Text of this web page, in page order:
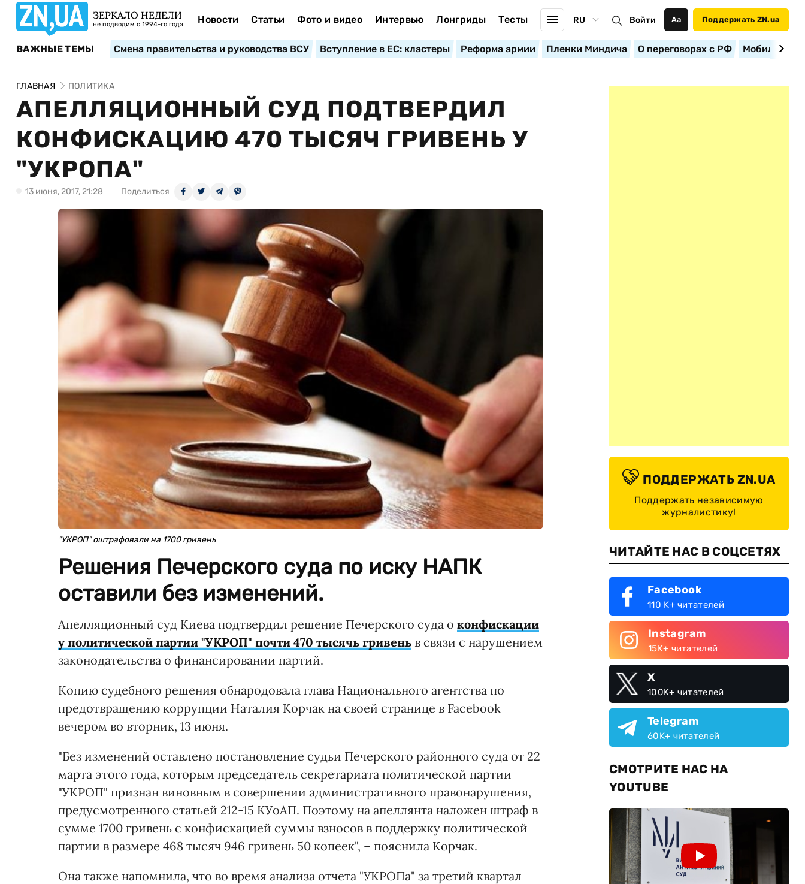
ЗЕРКАЛО НЕДЕЛИ
не подводим с 1994-го года Новости Статьи Фото и видео Интервью Лонгриды Тесты RU Войти Аа Поддержать ZN.ua
ВАЖНЫЕ ТЕМЫ Смена правительства и руководства ВСУ Вступление в ЕС: кластеры Реформа армии Пленки Миндича О переговорах с РФ
ГЛАВНАЯ ПОЛИТИКА
АПЕЛЛЯЦИОННЫЙ СУД ПОДТВЕРДИЛ
КОНФИСКАЦИЮ 470 ТЫСЯЧ ГРИВЕНЬ У
"УКРОПА"
13 июня, 2017, 21:28 Поделиться
"УКРОП" оштрафовали на 1700 гривень
Решения Печерского суда по иску НАПК
оставили без изменений.
Апелляционный суд Киева подтвердил решение Печерского суда о конфискации
у политической партии "УКРОП" почти 470 тысячь гривень в связи с нарушением
законодательства о финансировании партий.
Копию судебного решения обнародовала глава Национального агентства по
предотвращению коррупции Наталия Корчак на своей странице в Facebook
вечером во вторник, 13 июня.
"Без изменений оставлено постановление судьи Печерского районного суда от 22
марта этого года, которым председатель секретариата политической партии
"УКРОП" признан виновным в совершении административного правонарушения,
предусмотренного статьей 212-15 КУоАП. Поэтому на апеллянта наложен штраф в
сумме 1700 гривень с конфискацией суммы взносов в поддержку политической
партии в размере 468 тысяч 946 гривень 50 копеек", – пояснила Корчак.
Она также напомнила, что во время анализа отчета "УКРОПа" за третий квартал
ПОДДЕРЖАТЬ ZN.UA
Поддержать независимую
журналистику!
ЧИТАЙТЕ НАС В СОЦСЕТЯХ
Facebook
110 K+ читателей
Instagram
15K+ читателей
X
100K+ читателей
Telegram
60K+ читателей
СМОТРИТЕ НАС НА
YOUTUBE